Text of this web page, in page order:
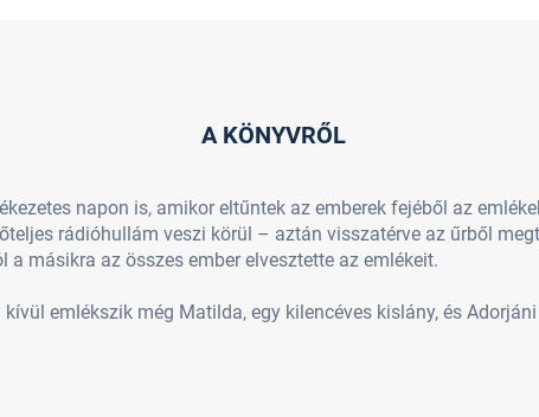
A KÖNYVRŐL
napon is, amikor eltűntek az emberek fejéből az
rádióhullám veszi körül – aztán visszatérve az űrből
másikra az összes ember elvesztette az emlékeit.
emlékszik még Matilda, egy kilencéves kislány, és